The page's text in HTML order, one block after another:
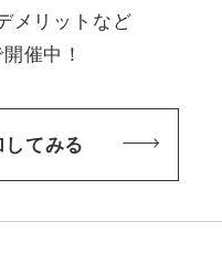
メリットなど
催中！
てみる